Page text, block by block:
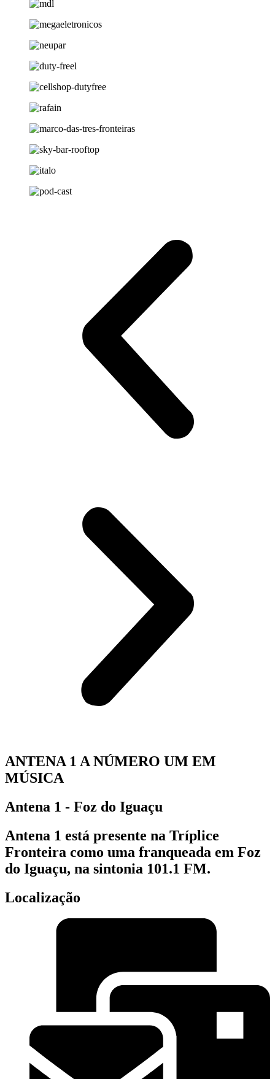
ANTENA 1 A NÚMERO UM EM
MÚSICA
Antena 1 - Foz do Iguaçu
Antena 1 está presente na Tríplice
Fronteira como uma franqueada em Foz
do Iguaçu, na sintonia 101.1 FM.
Localização